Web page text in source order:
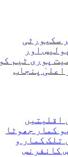
سکیورٹی
اور
پوری ٹیم کو
پنجاب
اقلیتیں
کمار جھوٹا
تلک کمار و
کانفرنس